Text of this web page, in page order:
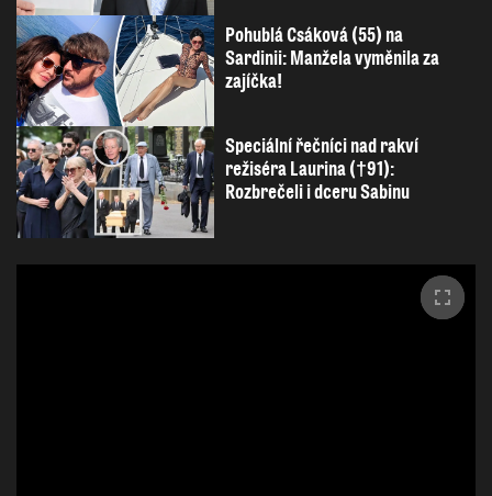
Pohublá Csáková (55) na
Sardinii: Manžela vyměnila za
zajíčka!
Speciální řečníci nad rakví
režiséra Laurina (†91):
Rozbrečeli i dceru Sabinu